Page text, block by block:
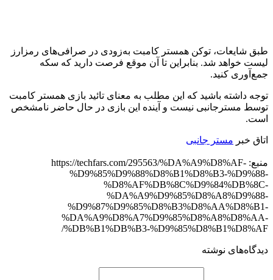
طبق شایعات، توکن همستر کامبت به‌زودی در صرافی‌های رمزارز
لیست خواهد شد. بنابراین تا آن موقع فرصت دارید که سکه
جمع‌آوری کنید.
توجه داشته باشید که این مطلب به معنای تائید بازی همستر کامبت
توسط مسترجانبی نیست و آینده این بازی در حال حاضر نامشخص
است.
اتاق خبر مستر جانبی
منبع: https://techfars.com/295563/%DA%A9%D8%AF-
%D9%85%D9%88%D8%B1%D8%B3-%D9%88-
%D8%AF%DB%8C%D9%84%DB%8C-
%DA%A9%D9%85%D8%A8%D9%88-
%D9%87%D9%85%D8%B3%D8%AA%D8%B1-
%DA%A9%D8%A7%D9%85%D8%A8%D8%AA-
%DB%B1%DB%B3-%D9%85%D8%B1%D8%AF/
دیدگاه‌های نوشته